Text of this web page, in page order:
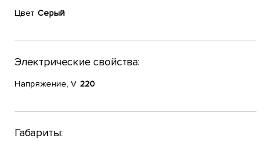
Цвет Серый
Электрические свойства:
Напряжение, V 220
Габариты: